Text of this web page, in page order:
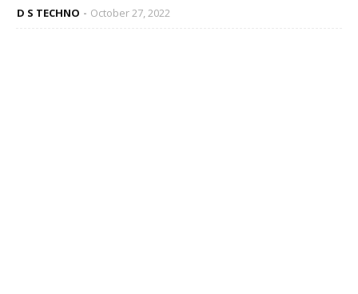
D S TECHNO October 27, 2022